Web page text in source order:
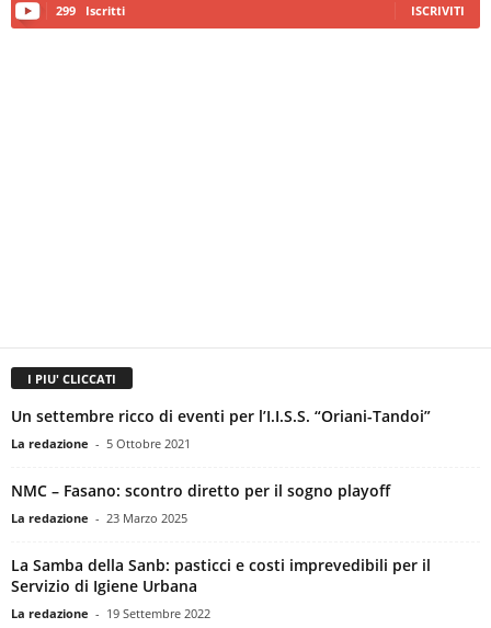
299 Iscritti ISCRIVITI
I PIU' CLICCATI
Un settembre ricco di eventi per l’I.I.S.S. “Oriani-Tandoi”
La redazione - 5 Ottobre 2021
NMC – Fasano: scontro diretto per il sogno playoff
La redazione - 23 Marzo 2025
La Samba della Sanb: pasticci e costi imprevedibili per il
Servizio di Igiene Urbana
La redazione - 19 Settembre 2022